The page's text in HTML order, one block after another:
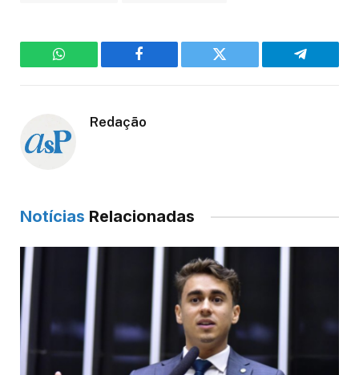
WhatsApp Facebook Twitter Telegram
Redação
Notícias Relacionadas